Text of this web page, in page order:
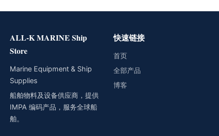
ALL-K MARINE Ship
Store
Marine Equipment & Ship
Supplies
船舶物料及设备供应商，提供
IMPA 编码产品，服务全球船
舶。
快速链接
首页
全部产品
博客